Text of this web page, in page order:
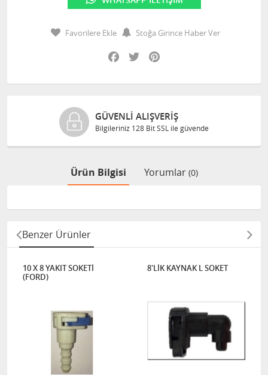
Favorilere Ekle
Stoğa Girince Haber Ver
Facebook
Twitter
GÜVENLI ALIŞVERIŞ
Bilgileriniz 128 Bit SSL ile güvende
Ürün Bilgisi Yorumlar (0)
Benzer Ürünler
10 X 8 YAKIT SOKETİ
(FORD)
8'LİK KAYNAK L SOKET